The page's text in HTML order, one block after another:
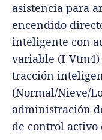
asistencia para
encendido
inteligente con
variable (I-Vtm4)
tracción
(Normal/Nieve/
administración
de control activo